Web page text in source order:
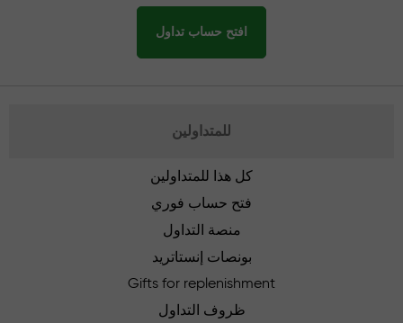
افتح حساب تداول
للمتداولين
كل هذا للمتداولين
فتح حساب فوري
منصة التداول
بونصات إنستاتريد
Gifts for replenishment
ظروف التداول